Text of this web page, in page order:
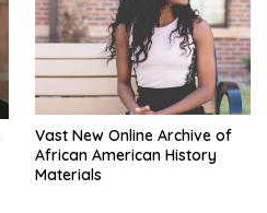
Vast New Online Archive of
African American History
Materials